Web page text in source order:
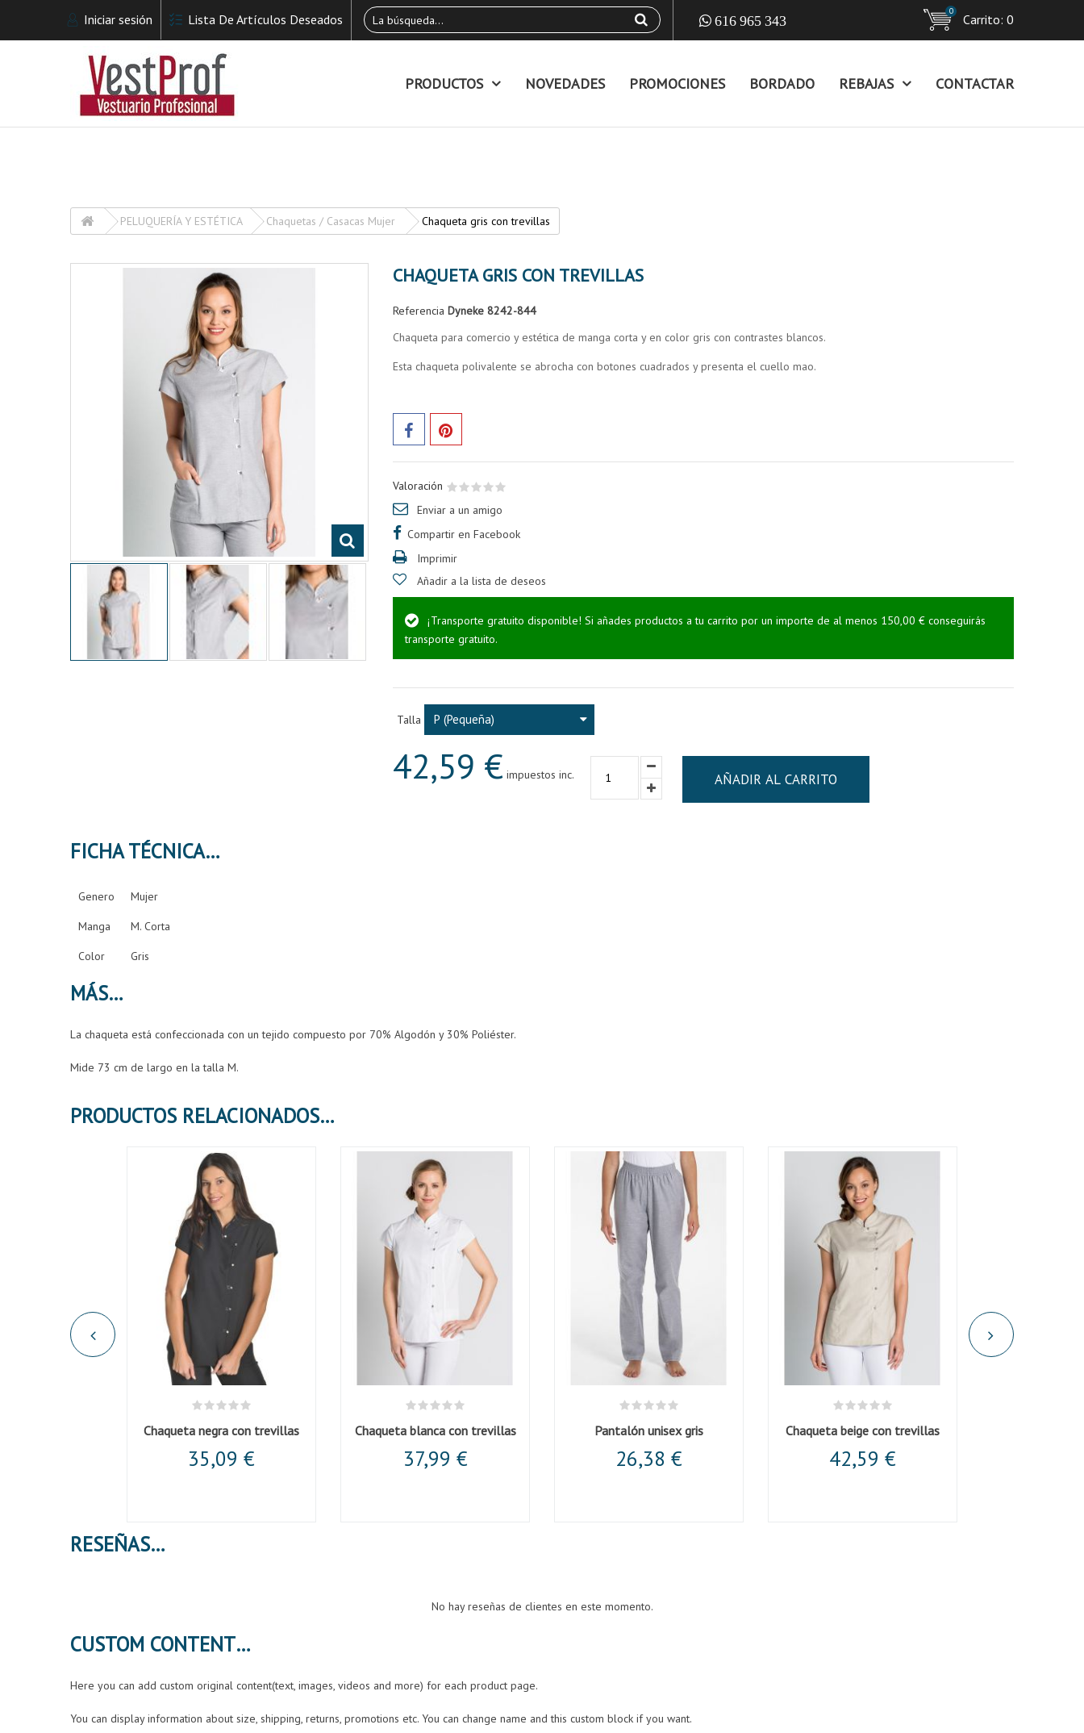
Iniciar sesión Lista De Artículos Deseados Carrito:
0
0
616 965 343
PRODUCTOS NOVEDADES PROMOCIONES BORDADO REBAJAS CONTACTAR
PELUQUERÍA Y ESTÉTICA Chaquetas / Casacas Mujer Chaqueta gris con trevillas
CHAQUETA GRIS CON TREVILLAS
Referencia Dyneke 8242-844
Chaqueta para comercio y estética de manga corta y en color gris con contrastes blancos.
Esta chaqueta polivalente se abrocha con botones cuadrados y presenta el cuello mao.
Valoración
Enviar a un amigo
Compartir en Facebook
Imprimir
Añadir a la lista de deseos
¡Transporte gratuito disponible! Si añades productos a tu carrito por un importe de al menos 150,00 € conseguirás
transporte gratuito.
Talla P (Pequeña)
42,59 €impuestos inc. AÑADIR AL CARRITO
FICHA TÉCNICA
Genero Mujer
Manga M. Corta
Color Gris
MÁS
La chaqueta está confeccionada con un tejido compuesto por 70% Algodón y 30% Poliéster.
Mide 73 cm de largo en la talla M.
PRODUCTOS RELACIONADOS
Chaqueta negra con trevillas
35,09 €
Chaqueta blanca con trevillas
37,99 €
Pantalón unisex gris
26,38 €
Chaqueta beige con trevillas
42,59 €
RESEÑAS
No hay reseñas de clientes en este momento.
CUSTOM CONTENT
Here you can add custom original content(text, images, videos and more) for each product page.
You can display information about size, shipping, returns, promotions etc. You can change name and this custom block if you want.